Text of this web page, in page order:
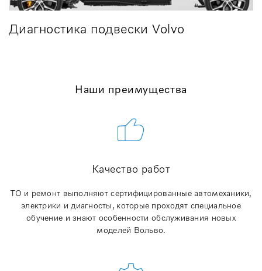
Диагностика подвески Volvo
Наши преимущества
Качество работ
ТО и ремонт выполняют сертифицированные автомеханики,
электрики и диагносты, которые проходят специальное
обучение и знают особенности обслуживания новых
моделей Вольво.